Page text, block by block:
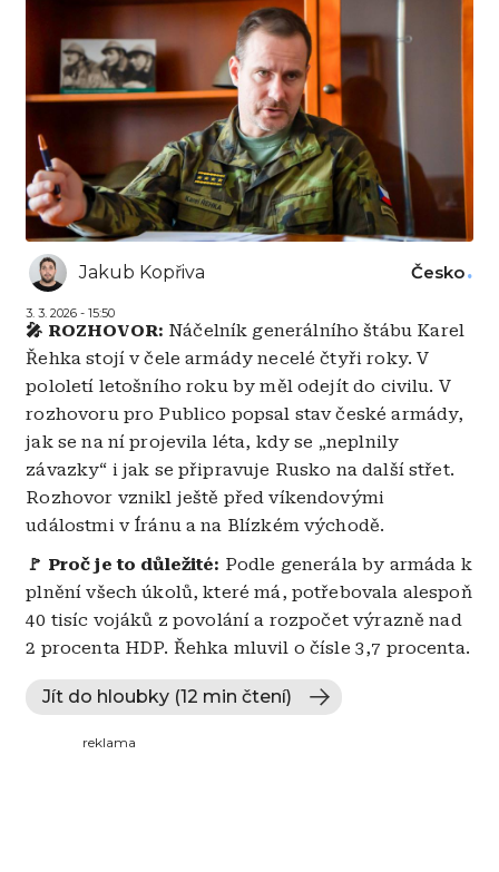
Jakub Kopřiva
3. 3. 2026 - 15:50
Česko
🎤 ROZHOVOR: Náčelník generálního štábu Karel
Řehka stojí v čele armády necelé čtyři roky. V
pololetí letošního roku by měl odejít do civilu. V
rozhovoru pro Publico popsal stav české armády,
jak se na ní projevila léta, kdy se „neplnily
závazky“ i jak se připravuje Rusko na další střet.
Rozhovor vznikl ještě před víkendovými
událostmi v Íránu a na Blízkém východě.
🚩 Proč je to důležité: Podle generála by armáda k
plnění všech úkolů, které má, potřebovala alespoň
40 tisíc vojáků z povolání a rozpočet výrazně nad
2 procenta HDP. Řehka mluvil o čísle 3,7 procenta.
Jít do hloubky (12 min čtení)
reklama